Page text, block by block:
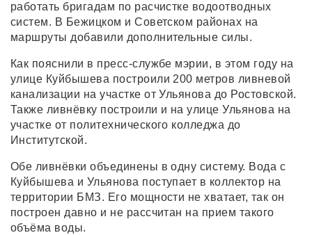
работать бригадам по расчистке водоотводных
систем. В Бежицком и Советском районах на
маршруты добавили дополнительные силы.
Как пояснили в пресс-службе мэрии, в этом году на
улице Куйбышева построили 200 метров ливневой
канализации на участке от Ульянова до Ростовской.
Также ливнёвку построили и на улице Ульянова на
участке от политехнического колледжа до
Институтской.
Обе ливнёвки объединены в одну систему. Вода с
Куйбышева и Ульянова поступает в коллектор на
территории БМЗ. Его мощности не хватает, так он
построен давно и не рассчитан на прием такого
объёма воды.